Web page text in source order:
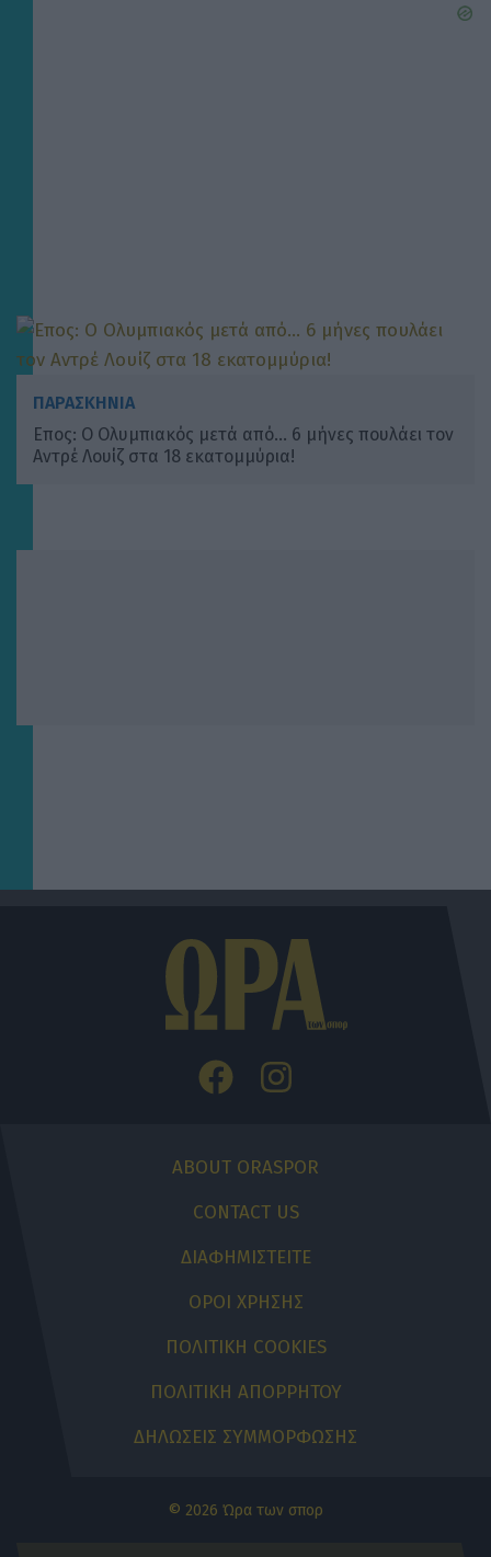
ΠΑΡΑΣΚΗΝΙΑ
Επος: Ο Ολυμπιακός μετά από… 6 μήνες πουλάει τον
Αντρέ Λουίζ στα 18 εκατομμύρια!
ABOUT ORASPOR
CONTACT US
ΔΙΑΦΗΜΙΣΤΕΙΤΕ
ΟΡΟΙ ΧΡΗΣΗΣ
ΠΟΛΙΤΙΚΗ COOKIES
ΠΟΛΙΤΙΚΗ ΑΠΟΡΡΗΤΟΥ
ΔΗΛΩΣΕΙΣ ΣΥΜΜΟΡΦΩΣΗΣ
© 2026 Ώρα των σπορ